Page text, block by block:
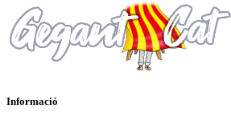
Informació